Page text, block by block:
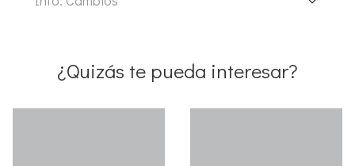
¿Quizás te pueda interesar?